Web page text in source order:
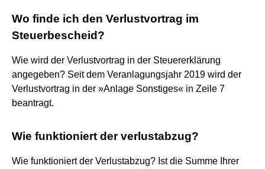
Wo finde ich den Verlustvortrag im
Steuerbescheid?
Wie wird der Verlustvortrag in der Steuererklärung
angegeben? Seit dem Veranlagungsjahr 2019 wird der
Verlustvortrag in der »Anlage Sonstiges« in Zeile 7
beantragt.
Wie funktioniert der verlustabzug?
Wie funktioniert der Verlustabzug? Ist die Summe Ihrer